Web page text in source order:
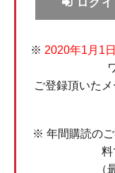
ログイ
※ 2020年1月1
ご登録頂いた
※ 年間購読のご
料
（